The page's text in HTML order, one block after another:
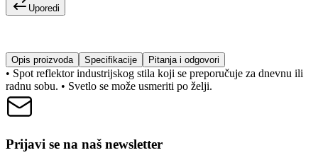
Uporedi
Opis proizvoda Specifikacije Pitanja i odgovori
• Spot reflektor industrijskog stila koji se preporučuje za dnevnu ili
radnu sobu. • Svetlo se može usmeriti po želji.
Prijavi se na naš newsletter